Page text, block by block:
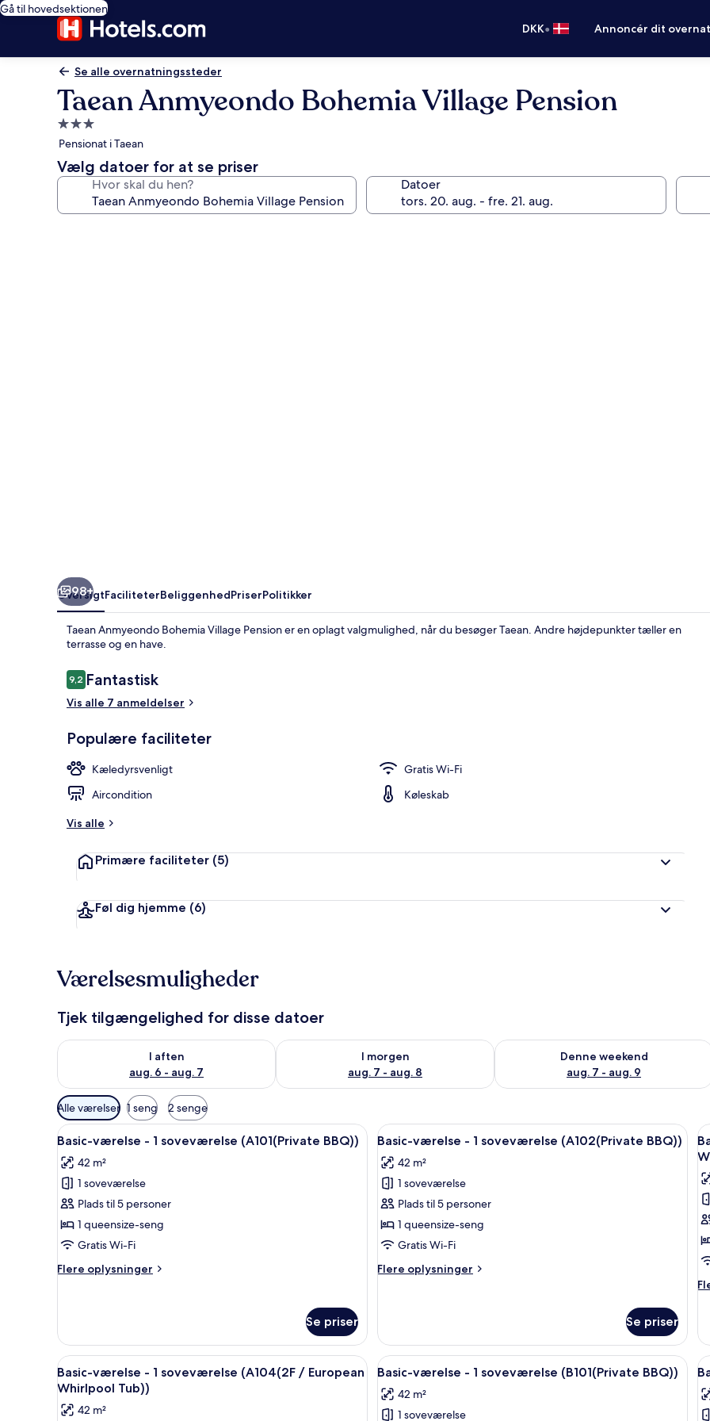
Gå til hovedsektionen
DKK• Annoncér dit
Se alle overnatningssteder
Taean Anmyeondo Bohemia Village Pension
3.0-
stjernet
overnatningssted
Pensionat i Taean
Vælg datoer for at se priser
Hvor skal du hen? Datoer
Basic-
98+
OversigtFaciliteterBeliggenhedPriserPolitikker
Taean Anmyeondo Bohemia Village Pension er en oplagt valgmulighed, når du besøger Taean. Andre højdepunkter tæller en
terrasse og en have.
Anmeldelser
9,29,2 ud af 10.
Fantastisk
Vis alle 7 anmeldelser
Populære faciliteter
Kæledyrsvenligt
Gratis Wi-Fi
Aircondition
Køleskab
Vis alle
Primære faciliteter (5)
Føl dig hjemme (6)
Værelsesmuligheder
Tjek tilgængelighed for disse datoer
I aften
aug. 6 - aug. 7
Tjek tilgængelighed for i aften aug. 6 - aug. 7
I morgen
aug. 7 - aug. 8
Tjek tilgængelighed for i morgen aug. 7 - aug. 8
Denne weekend
aug. 7 - aug. 9
Tjek tilgængelighed for denne
Tilgængelige
filtre
for
værelser
Alle værelser 1 seng 2 senge
Indlæs
alle
billeder
af
Basic-
værelse
-
soveværelse
Basic-værelse - 1 soveværelse (A101(Private BBQ)) | 1 soveværelse, gratis Wi-Fi
7
Basic-værelse - 1 soveværelse (A101(Private BBQ))
42 m²
1 soveværelse
Plads til 5 personer
1 queensize-seng
Gratis Wi-Fi
Flere oplysninger
Flere
-
soveværelse
(A101(Private
BBQ))
Se priser
Indlæs
alle
billeder
af
Basic-
værelse
-
soveværelse
Basic-værelse - 1 soveværelse
9
Basic-værelse - 1 soveværelse (A102(Private BBQ))
42 m²
1 soveværelse
Plads til 5 personer
1 queensize-seng
Gratis Wi-Fi
Flere oplysninger
Flere
-
soveværelse
BBQ))
Se priser
af
-
1
1
Indlæs
alle
billeder
Basic-værelse - 1 soveværelse (A104(2F / European Whirlpool Tub)) | 1 soveværelse, gratis Wi-Fi
8
Basic-værelse - 1 soveværelse (A104(2F / European
Whirlpool Tub))
42 m²
Indlæs
alle
billeder
Basic-værelse - 1 soveværelse
9
Basic-værelse - 1 soveværelse (B101(Private BBQ))
42 m²
1 soveværelse